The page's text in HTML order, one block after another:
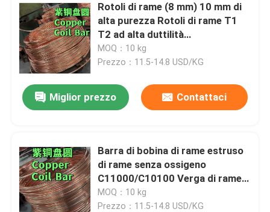
Prodotti
Video
Su di noi
Controllo della qualità
Contattaci
Rotoli di rame (8 mm) 10 mm di
alta purezza Rotoli di rame T1
T2 ad alta duttilità
personalizzati
MOQ：10 kg
Prezzo：11.5-14.8 USD/KG
Miglior prezzo Contattaci
Barra di bobina di rame estruso
di rame senza ossigeno
C11000/C10100 Verga di rame
per sistemi di energia solare
MOQ：10 kg
Prezzo：11.5-14.8 USD/KG